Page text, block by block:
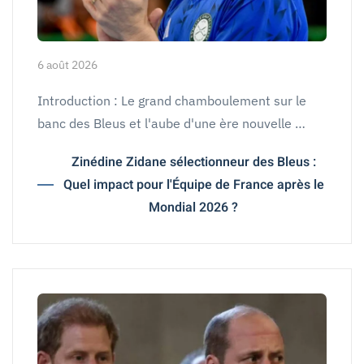
6 août 2026
Introduction : Le grand chamboulement sur le
banc des Bleus et l'aube d'une ère nouvelle …
Zinédine Zidane sélectionneur des Bleus :
Quel impact pour l'Équipe de France après le
Mondial 2026 ?